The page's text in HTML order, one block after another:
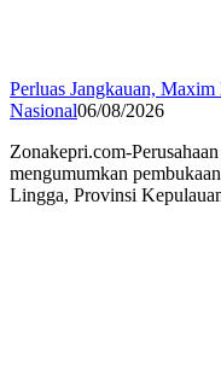
Perluas Jangkauan,
Nasional06/08/2026
Zonakepri.com-
mengumumkan
Lingga, Provinsi